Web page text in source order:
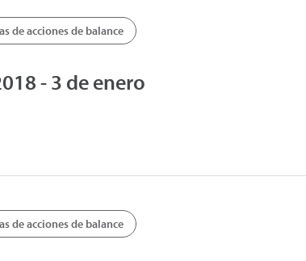
de acciones de balance
- 3 de enero
de acciones de balance